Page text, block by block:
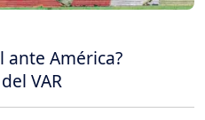
ante América?
VAR